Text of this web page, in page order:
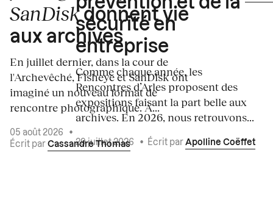
SanDiskdonnent vie
aux archives
En juillet dernier, dans la cour de
l'Archevêché, Fisheye et SanDisk ont
imaginé un nouveau format de
rencontre photographique. À...
05 août 2026
•
Écrit par Cassandre Thomas
sécurité en
entreprise
Comme chaque année, les
Rencontres d’Arles proposent des
expositions faisant la part belle aux
archives. En 2026, nous retrouvons...
29 juillet 2026 • Écrit par Apolline Coëffet